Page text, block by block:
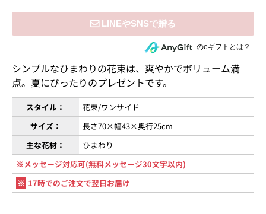
住所を知らない相手にeギフトで贈るのeギフトとは？
シンプルなひまわりの花束は、爽やかでボリューム満
点。夏にぴったりのプレゼントです。
スタイル：
花束/ワンサイド
サイズ：
長さ70×幅43×奥行25cm
主な花材：
ひまわり
※メッセージ対応可(無料メッセージ30文字以内)
※ 17時でのご注文で翌日お届け